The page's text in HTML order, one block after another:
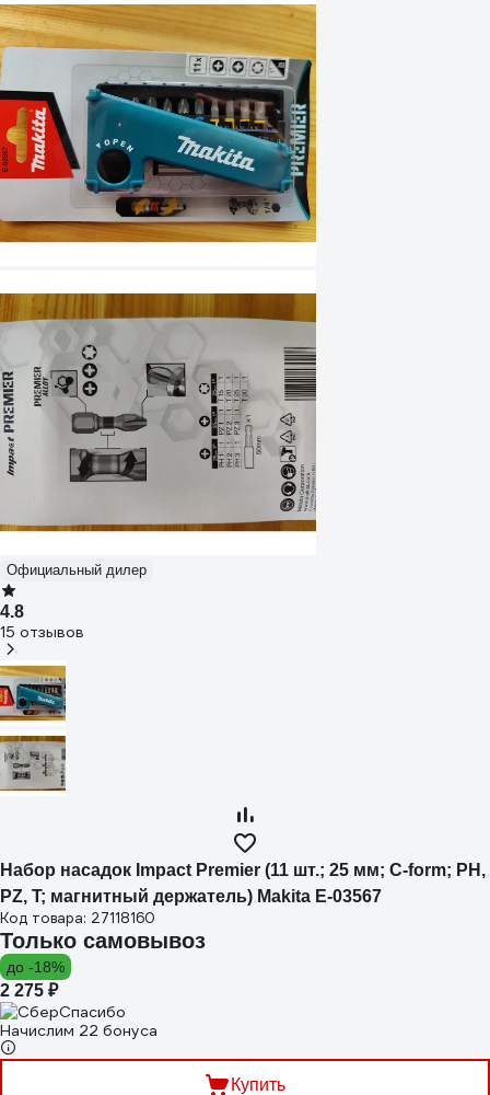
Официальный дилер
4.8
15 отзывов
Набор насадок Impact Premier (11 шт.; 25 мм; C-form; PH,
PZ, T; магнитный держатель) Makita E-03567
Код товара: 27118160
Только самовывоз
до -18%
2 275 ₽
Начислим 22 бонуса
Купить